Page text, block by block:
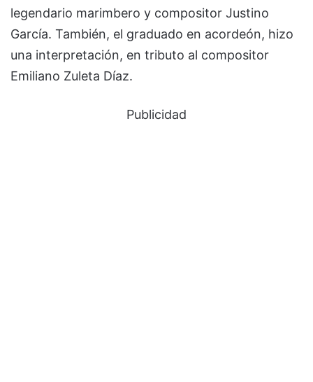
legendario marimbero y compositor Justino
García. También, el graduado en acordeón, hizo
una interpretación, en tributo al compositor
Emiliano Zuleta Díaz.
Publicidad